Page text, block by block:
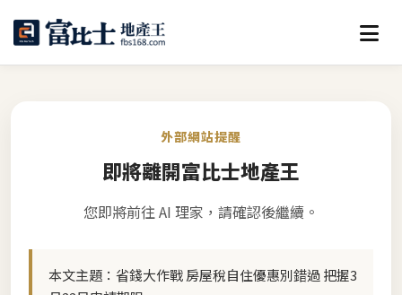
外部網站提醒
即將離開富比士地產王
您即將前往 AI 理家，請確認後繼續。
本文主題： 省錢大作戰 房屋稅自住優惠別錯過 把握3